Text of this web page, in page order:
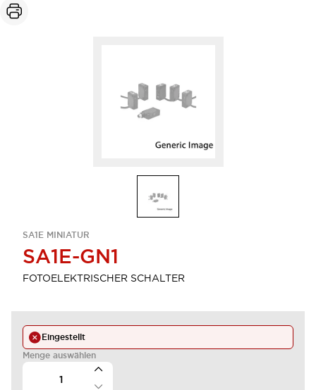
SA1E MINIATUR
SA1E-GN1
FOTOELEKTRISCHER SCHALTER
Eingestellt
Menge auswählen